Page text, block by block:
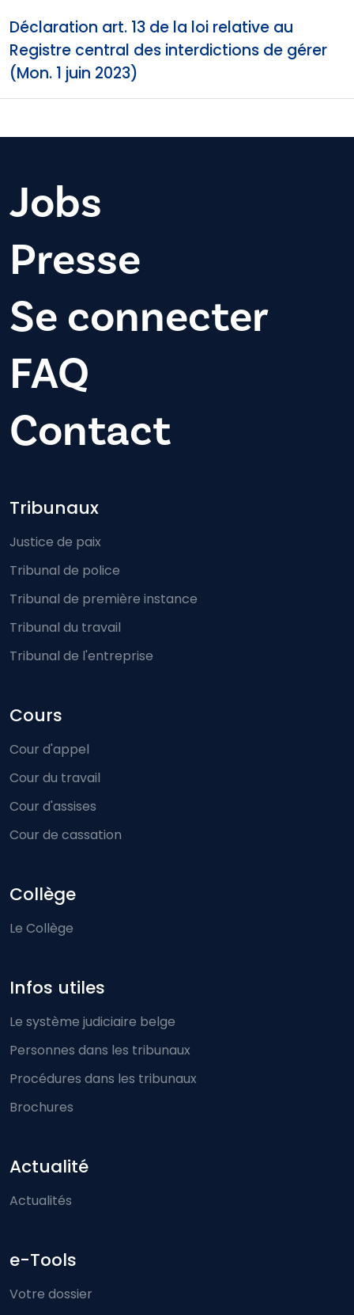
Déclaration art. 13 de la loi relative au
Registre central des interdictions de gérer
(Mon. 1 juin 2023)
Jobs
Presse
Se connecter
FAQ
Contact
Footer-menu
Tribunaux
Justice de paix
Tribunal de police
Tribunal de première instance
Tribunal du travail
Tribunal de l'entreprise
Cours
Cour d'appel
Cour du travail
Cour d'assises
Cour de cassation
Collège
Le Collège
Infos utiles
Le système judiciaire belge
Personnes dans les tribunaux
Procédures dans les tribunaux
Brochures
Actualité
Actualités
e-Tools
Votre dossier